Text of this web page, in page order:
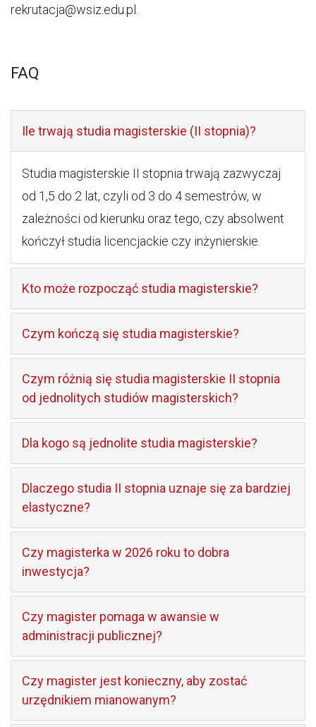
rekrutacja@wsiz.edu.pl.
FAQ
Ile trwają studia magisterskie (II stopnia)?
Studia magisterskie II stopnia trwają zazwyczaj
od 1,5 do 2 lat, czyli od 3 do 4 semestrów, w
zależności od kierunku oraz tego, czy absolwent
kończył studia licencjackie czy inżynierskie.
Kto może rozpocząć studia magisterskie?
Czym kończą się studia magisterskie?
Czym różnią się studia magisterskie II stopnia
od jednolitych studiów magisterskich?
Dla kogo są jednolite studia magisterskie?
Dlaczego studia II stopnia uznaje się za bardziej
elastyczne?
Czy magisterka w 2026 roku to dobra
inwestycja?
Czy magister pomaga w awansie w
administracji publicznej?
Czy magister jest konieczny, aby zostać
urzędnikiem mianowanym?